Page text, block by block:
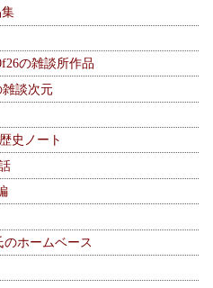
の雑談所作品
談次元
史ノート
ホームベース